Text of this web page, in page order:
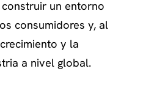
un entorno
consumidores y, al
y la
a nivel global.